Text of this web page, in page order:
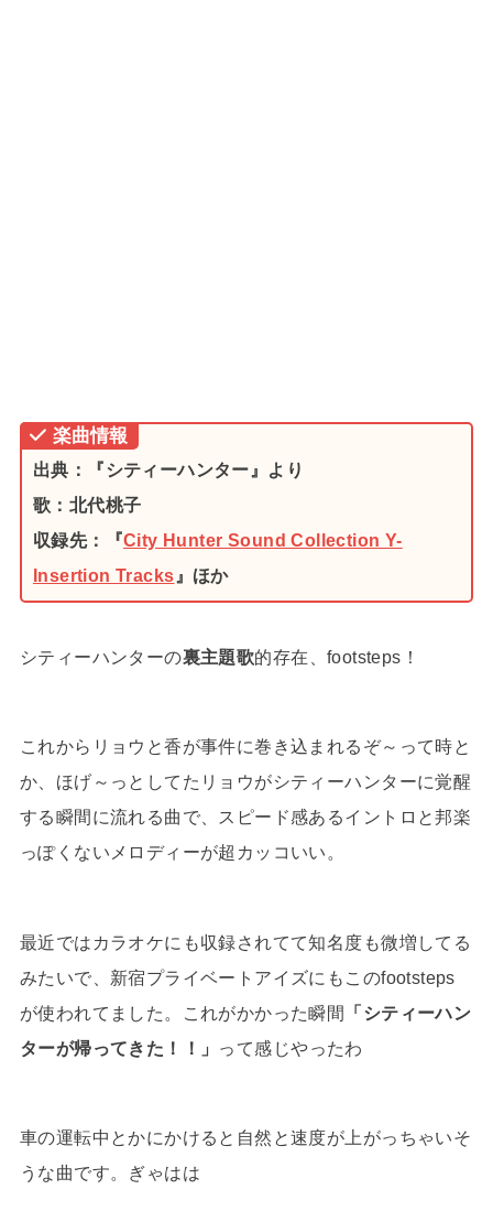
楽曲情報
出典：『シティーハンター』より
歌：北代桃子
収録先：『City Hunter Sound Collection Y-
Insertion Tracks 』ほか
シティーハンターの裏主題歌的存在、footsteps！
これからリョウと香が事件に巻き込まれるぞ～って時と
か、ほげ～っとしてたリョウがシティーハンターに覚醒
する瞬間に流れる曲で、スピード感あるイントロと邦楽
っぽくないメロディーが超カッコいい。
最近ではカラオケにも収録されてて知名度も微増してる
みたいで、新宿プライベートアイズにもこのfootsteps
が使われてました。これがかかった瞬間 「シティーハン
ターが帰ってきた！！」 って感じやったわ
車の運転中とかにかけると自然と速度が上がっちゃいそ
うな曲です。ぎゃはは